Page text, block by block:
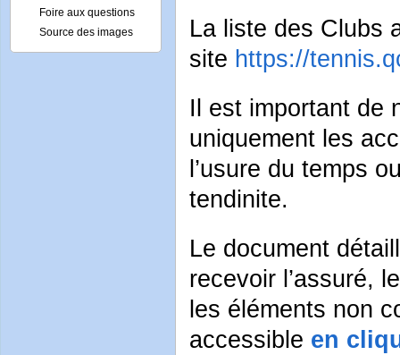
La liste des Clubs
site https://
Il est important de
uniquement les
l’usure du temps
tendinite.
Le document
recevoir l’assuré,
les éléments non
accessible en
Foire aux questions
Source des images